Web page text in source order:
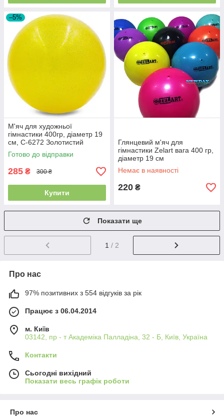
–5%
М'яч для художньої
гімнастики 400гр, діаметр 19
см, C-6272 Золотистий
Готово до відправки
285 ₴ 300 ₴
Купити
Глянцевий м'яч для
гімнастики Zelart вага 400 гр,
діаметр 19 см
Немає в наявності
220 ₴
Показати ще
1 / 2
Про нас
97% позитивних з 554 відгуків за рік
Працює з 06.04.2014
м. Київ
03142, пр - т Академіка Палладіна, 32 - Б, Київ, Україна
Контакти
Сьогодні вихідний
Показати весь графік роботи
Про нас